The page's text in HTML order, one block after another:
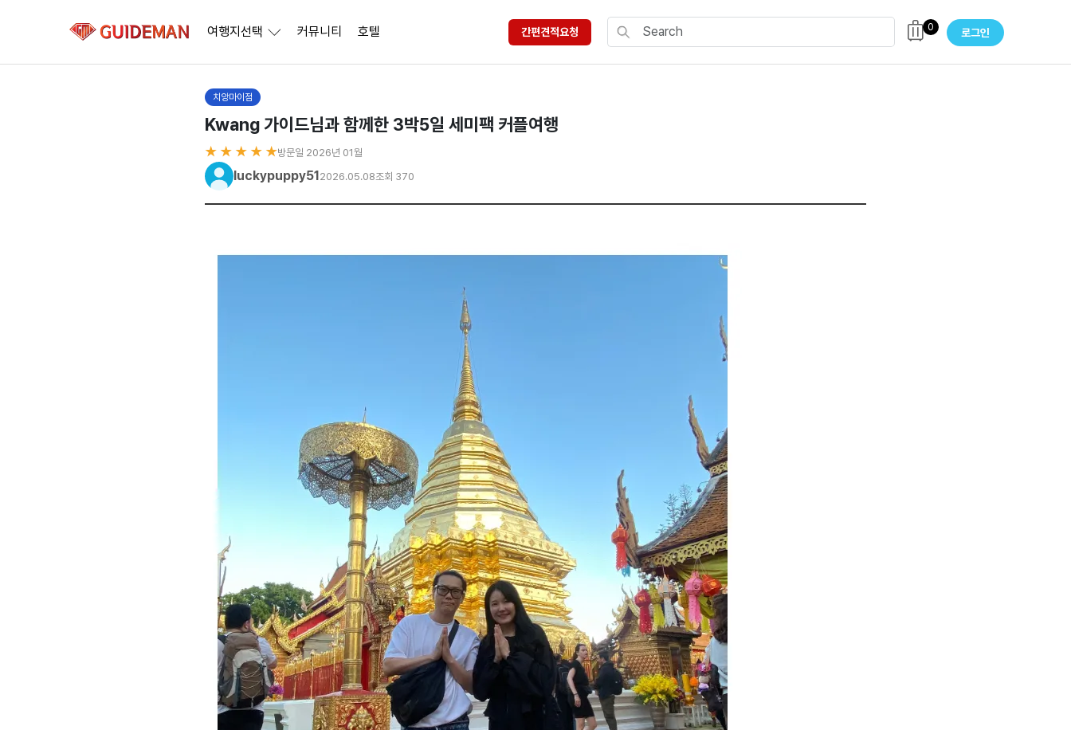
여행지선택 커뮤니티 호텔 간편견적요청 0 로그인
치앙마이점
Kwang 가이드님과 함께한 3박5일 세미팩 커플여행
★ ★ ★ ★ ★방문일 2026년 01월
luckypuppy512026.05.08조회 370